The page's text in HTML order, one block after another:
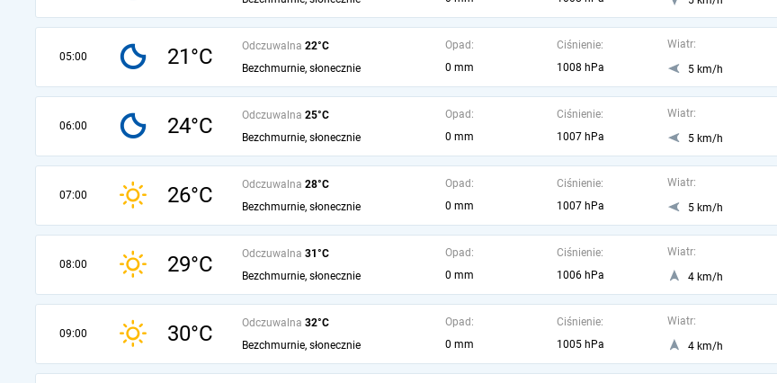
05:00 21°C Odczuwalna 22°C
Bezchmurnie, słonecznie
Opad:
0 mm
Ciśnienie:
1008 hPa
Wiatr:
5 km/h
06:00 24°C Odczuwalna 25°C
Bezchmurnie, słonecznie
Opad:
0 mm
Ciśnienie:
1007 hPa
Wiatr:
5 km/h
07:00 26°C Odczuwalna 28°C
Bezchmurnie, słonecznie
Opad:
0 mm
Ciśnienie:
1007 hPa
Wiatr:
5 km/h
08:00 29°C Odczuwalna 31°C
Bezchmurnie, słonecznie
Opad:
0 mm
Ciśnienie:
1006 hPa
Wiatr:
4 km/h
09:00 30°C Odczuwalna 32°C
Bezchmurnie, słonecznie
Opad:
0 mm
Ciśnienie:
1005 hPa
Wiatr:
4 km/h